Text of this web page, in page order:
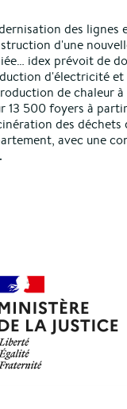
des lignes
d'une
idex prévoit de
d'électricité et
de chaleur
13 500 foyers à
des déchets
avec une